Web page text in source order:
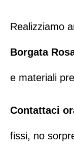
Realizziamo
Borgata
e materiali
Contattaci
fissi, no